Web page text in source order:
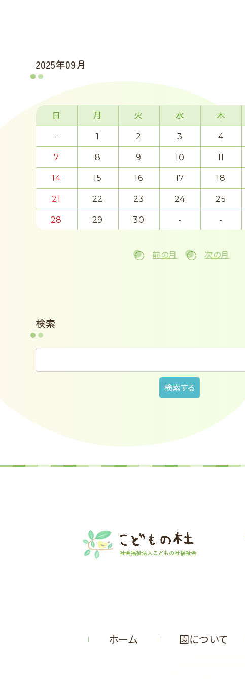
2025年09月
日 月 火 水 木
- 1 2 3 4
7 8 9 10 11
14 15 16 17 18
21 22 23 24 25
28 29 30 - -
前の月 次の月
検索
ホーム 園について